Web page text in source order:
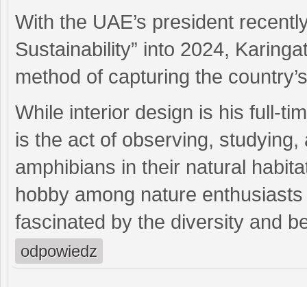
With the UAE’s president
Sustainability” into 2024,
method of capturing the
While interior design is his full-
is the act of observing,
amphibians in their natural
hobby among nature
fascinated by the diversity and
odpowiedz